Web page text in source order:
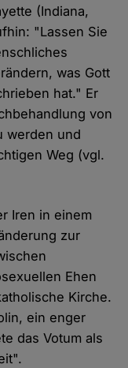
(Indiana,
"Lassen Sie
was Gott
hat." Er
von
werden und
Weg (vgl.
Iren in einem
zur
Ehen
Kirche.
ein enger
das Votum als